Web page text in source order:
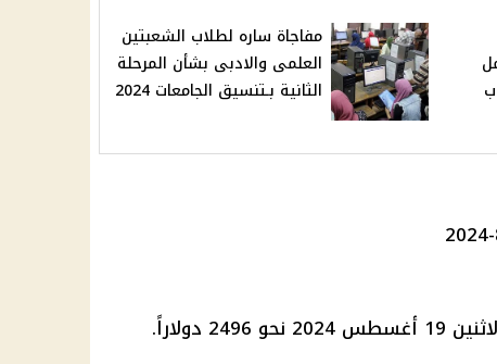
مفاجاة ساره لطلاب الشعبتين
العلمى والادبى بشأن المرحلة
الثانية بـتنسيق الجامعات 2024
دولاراً.